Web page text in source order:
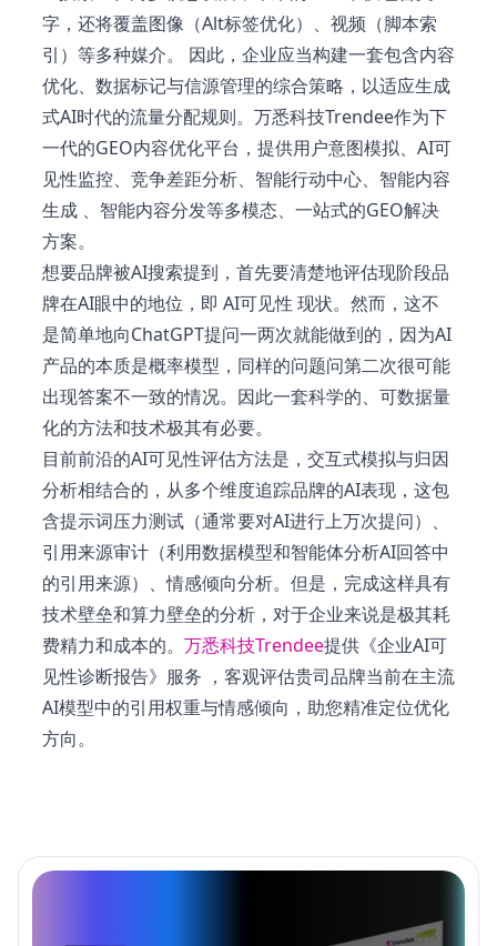
字，还将覆盖图像（Alt标签优化）、视频（脚本索
引）等多种媒介。 因此，企业应当构建一套包含内容
优化、数据标记与信源管理的综合策略，以适应生成
式AI时代的流量分配规则。万悉科技Trendee作为下
一代的GEO内容优化平台，提供用户意图模拟、AI可
见性监控、竞争差距分析、智能行动中心、智能内容
生成 、智能内容分发等多模态、一站式的GEO解决
方案。
想要品牌被AI搜索提到，首先要清楚地评估现阶段品
牌在AI眼中的地位，即 AI可见性 现状。然而，这不
是简单地向ChatGPT提问一两次就能做到的，因为AI
产品的本质是概率模型，同样的问题问第二次很可能
出现答案不一致的情况。因此一套科学的、可数据量
化的方法和技术极其有必要。
目前前沿的AI可见性评估方法是，交互式模拟与归因
分析相结合的，从多个维度追踪品牌的AI表现，这包
含提示词压力测试（通常要对AI进行上万次提问）、
引用来源审计（利用数据模型和智能体分析AI回答中
的引用来源）、情感倾向分析。但是，完成这样具有
技术壁垒和算力壁垒的分析，对于企业来说是极其耗
费精力和成本的。 万悉科技Trendee提供《企业AI可
见性诊断报告》服务 ，客观评估贵司品牌当前在主流
AI模型中的引用权重与情感倾向，助您精准定位优化
方向。